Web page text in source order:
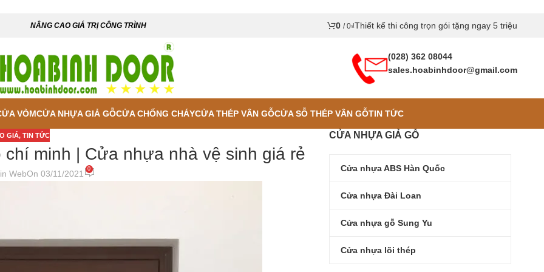
NÂNG CAO GIÁ TRỊ CÔNG TRÌNH 0 / 0₫Thiết kế thi công trọn gói tặng ngay 5 triệu
(028) 362 08044
sales.hoabinhdoor@gmail.com
VÒMCỬA NHỰA GIẢ GỖCỬA CHỐNG CHÁYCỬA THÉP VÂN GỖCỬA SỖ THÉP VÂN GỖTIN TỨC
GIÁ, TIN TỨC
minh | Cửa nhựa nhà vệ sinh giá rẻ
WebOn 03/11/2021 0
CỬA NHỰA GIẢ GỖ
Cửa nhựa ABS Hàn Quốc
Cửa nhựa Đài Loan
Cửa nhựa gỗ Sung Yu
Cửa nhựa lõi thép